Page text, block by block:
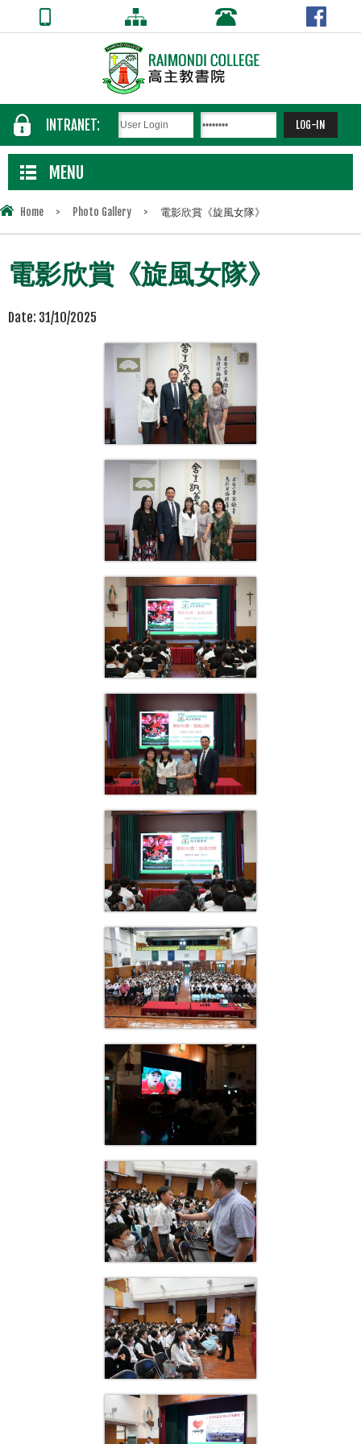
INTRANET:
MENU
Home > Photo Gallery > 電影欣賞《旋風女隊》
電影欣賞《旋風女隊》
Date: 31/10/2025